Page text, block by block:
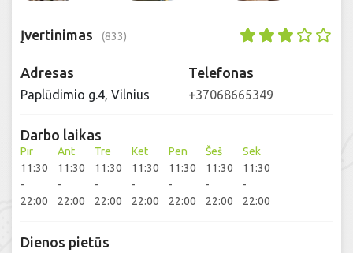
Įvertinimas (833)
Adresas
Paplūdimio g.4, Vilnius
Telefonas
+37068665349
Darbo laikas
Pir
11:30
-
22:00
Ant
11:30
-
22:00
Tre
11:30
-
22:00
Ket
11:30
-
22:00
Pen
11:30
-
22:00
Šeš
11:30
-
22:00
Sek
11:30
-
22:00
Dienos pietūs